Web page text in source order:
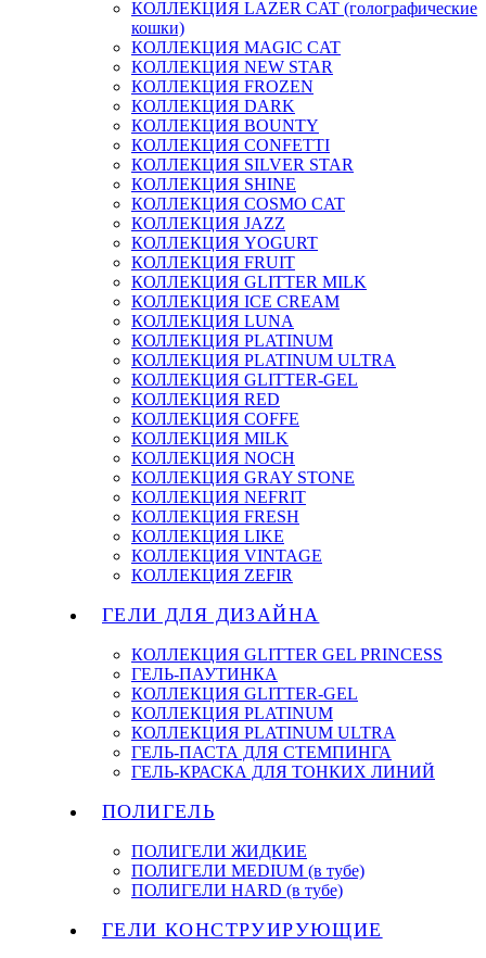
КОЛЛЕКЦИЯ LAZER CAT (голографические
кошки)
КОЛЛЕКЦИЯ MAGIC CAT
КОЛЛЕКЦИЯ NEW STAR
КОЛЛЕКЦИЯ FROZEN
КОЛЛЕКЦИЯ DARK
КОЛЛЕКЦИЯ BOUNTY
КОЛЛЕКЦИЯ CONFETTI
КОЛЛЕКЦИЯ SILVER STAR
КОЛЛЕКЦИЯ SHINE
КОЛЛЕКЦИЯ COSMO CAT
КОЛЛЕКЦИЯ JAZZ
КОЛЛЕКЦИЯ YOGURT
КОЛЛЕКЦИЯ FRUIT
КОЛЛЕКЦИЯ GLITTER MILK
КОЛЛЕКЦИЯ ICE CREAM
КОЛЛЕКЦИЯ LUNA
КОЛЛЕКЦИЯ PLATINUM
КОЛЛЕКЦИЯ PLATINUM ULTRA
КОЛЛЕКЦИЯ GLITTER-GEL
КОЛЛЕКЦИЯ RED
КОЛЛЕКЦИЯ COFFE
КОЛЛЕКЦИЯ MILK
КОЛЛЕКЦИЯ NOCH
КОЛЛЕКЦИЯ GRAY STONE
КОЛЛЕКЦИЯ NEFRIT
КОЛЛЕКЦИЯ FRESH
КОЛЛЕКЦИЯ LIKE
КОЛЛЕКЦИЯ VINTAGE
КОЛЛЕКЦИЯ ZEFIR
ГЕЛИ ДЛЯ ДИЗАЙНА
КОЛЛЕКЦИЯ GLITTER GEL PRINCESS
ГЕЛЬ-ПАУТИНКА
КОЛЛЕКЦИЯ GLITTER-GEL
КОЛЛЕКЦИЯ PLATINUM
КОЛЛЕКЦИЯ PLATINUM ULTRA
ГЕЛЬ-ПАСТА ДЛЯ СТЕМПИНГА
ГЕЛЬ-КРАСКА ДЛЯ ТОНКИХ ЛИНИЙ
ПОЛИГЕЛЬ
ПОЛИГЕЛИ ЖИДКИЕ
ПОЛИГЕЛИ MEDIUM (в тубе)
ПОЛИГЕЛИ HARD (в тубе)
ГЕЛИ КОНСТРУИРУЮЩИЕ